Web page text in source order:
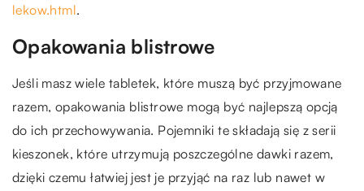
lekow.html.
Opakowania blistrowe
Jeśli masz wiele tabletek, które muszą być przyjmowane
razem, opakowania blistrowe mogą być najlepszą opcją
do ich przechowywania. Pojemniki te składają się z serii
kieszonek, które utrzymują poszczególne dawki razem,
dzięki czemu łatwiej jest je przyjąć na raz lub nawet w